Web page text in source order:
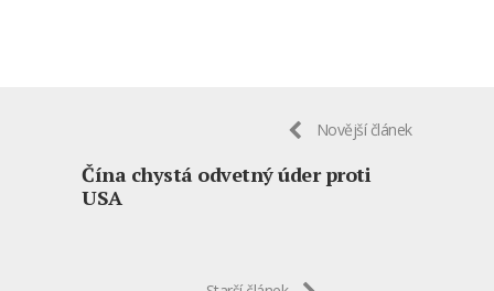
Novější článek
Čína chystá odvetný úder proti
USA